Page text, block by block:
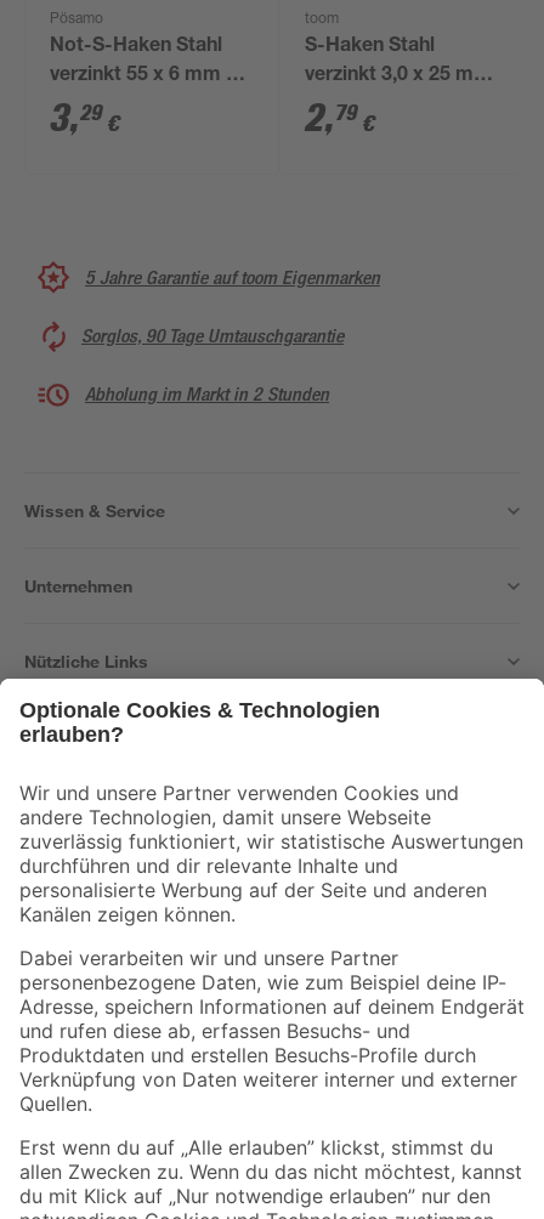
Pösamo
Not-S-Haken Stahl
verzinkt 55 x 6 mm 2
Stück
3,29 €
toom
S-Haken Stahl
verzinkt 3,0 x 25 mm 4
Stück
2,79 €
5 Jahre Garantie auf toom Eigenmarken
Sorglos, 90 Tage Umtauschgarantie
Abholung im Markt in 2 Stunden
Wissen & Service
Unternehmen
Nützliche Links
Der toom Newsletter: Keine Angebote und Aktionen mehr verpassen!
Zur Newsletter Anmeldung
Folge uns
Zahlungsarten Versandarten
Sicher einkaufen
Jetzt die toom-App herunterladen